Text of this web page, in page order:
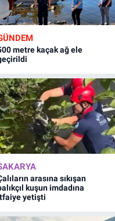
metre kaçak ağ ele
arasına sıkışan
kuşun imdadına
yetişti